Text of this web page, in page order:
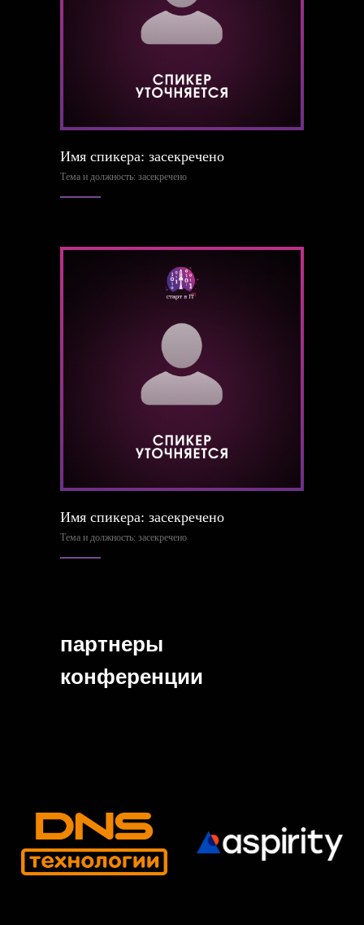
Имя спикера: засекречено
Тема и должность: засекречено
Имя спикера: засекречено
Тема и должность: засекречено
партнеры
конференции